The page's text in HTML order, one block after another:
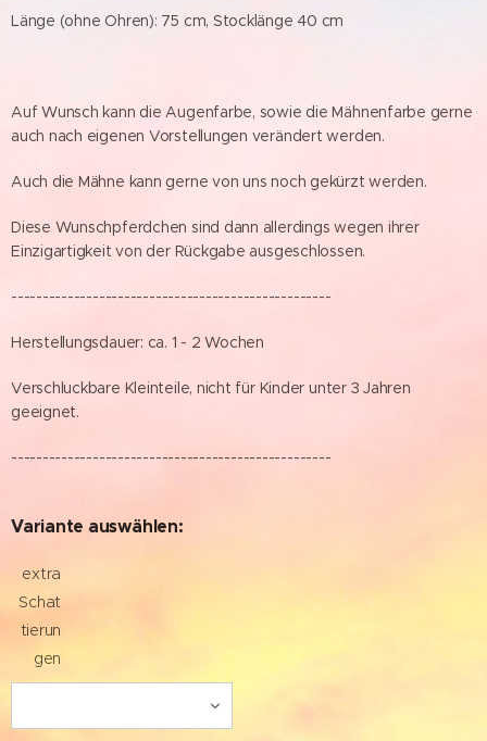
Länge (ohne Ohren): 75 cm, Stocklänge 40 cm
Auf Wunsch kann die Augenfarbe, sowie die Mähnenfarbe gerne
auch nach eigenen Vorstellungen verändert werden.
Auch die Mähne kann gerne von uns noch gekürzt werden.
Diese Wunschpferdchen sind dann allerdings wegen ihrer
Einzigartigkeit von der Rückgabe ausgeschlossen.
---------------------------------------------------
Herstellungsdauer: ca. 1 - 2 Wochen
Verschluckbare Kleinteile, nicht für Kinder unter 3 Jahren
geeignet.
---------------------------------------------------
Variante auswählen:
extra
Schat
tierun
gen